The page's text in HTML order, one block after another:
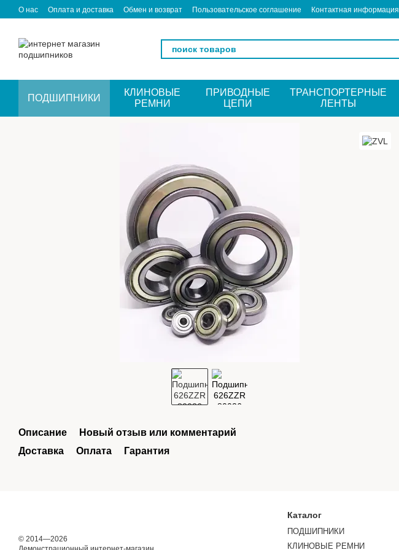
Перейти к основному контенту
О нас Оплата и доставка Обмен и возврат Пользовательское соглашение Контактная информация
ПОДШИПНИКИ
КЛИНОВЫЕ
РЕМНИ
ПРИВОДНЫЕ
ЦЕПИ
ТРАНСПОРТЕРНЫЕ
ЛЕНТЫ
Описание
Новый отзыв или комментарий
Доставка
Оплата Гарантия
© 2014—2026
Каталог
ПОДШИПНИКИ
КЛИНОВЫЕ РЕМНИ